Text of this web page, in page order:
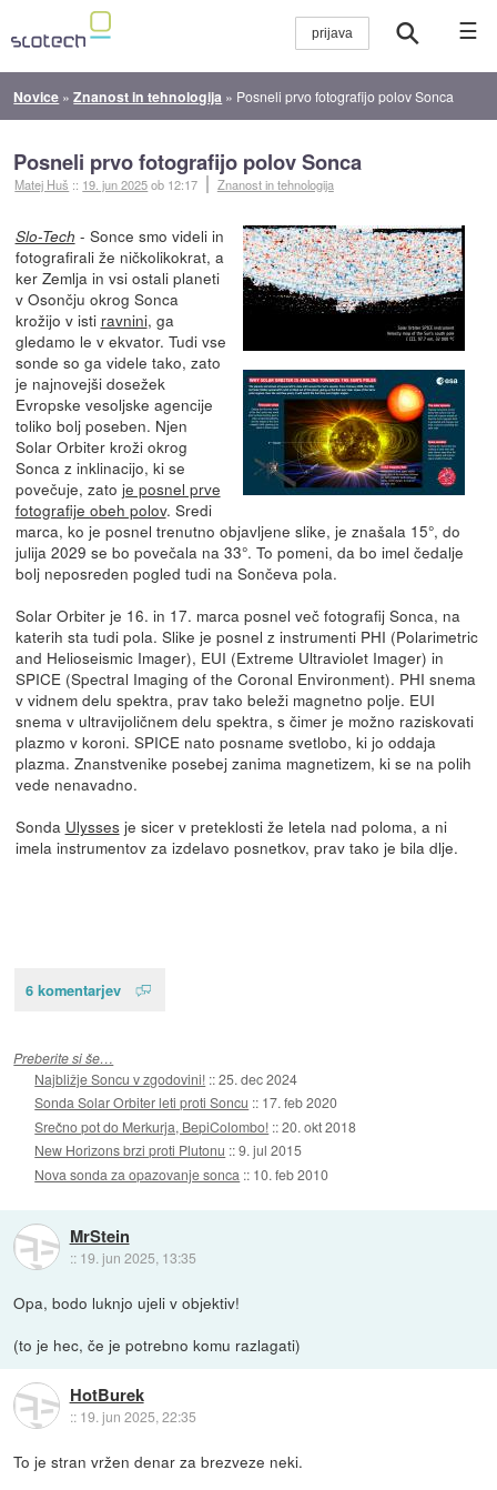
☰
Novice »Znanost in tehnologija » Posneli prvo fotografijo polov Sonca
Posneli prvo fotografijo polov Sonca
Matej Huš :: 19. jun 2025ob 12:17 Znanost in tehnologija
Slo-Tech - Sonce smo videli in
fotografirali že ničkolikokrat, a
ker Zemlja in vsi ostali planeti
v Osončju okrog Sonca
krožijo v isti ravnini, ga
gledamo le v ekvator. Tudi vse
sonde so ga videle tako, zato
je najnovejši dosežek
Evropske vesoljske agencije
toliko bolj poseben. Njen
Solar Orbiter kroži okrog
Sonca z inklinacijo, ki se
povečuje, zato je posnel prve
fotografije obeh polov. Sredi
marca, ko je posnel trenutno objavljene slike, je znašala 15°, do
julija 2029 se bo povečala na 33°. To pomeni, da bo imel čedalje
bolj neposreden pogled tudi na Sončeva pola.
Solar Orbiter je 16. in 17. marca posnel več fotografij Sonca, na
katerih sta tudi pola. Slike je posnel z instrumenti PHI (Polarimetric
and Helioseismic Imager), EUI (Extreme Ultraviolet Imager) in
SPICE (Spectral Imaging of the Coronal Environment). PHI snema
v vidnem delu spektra, prav tako beleži magnetno polje. EUI
snema v ultravijoličnem delu spektra, s čimer je možno raziskovati
plazmo v koroni. SPICE nato posname svetlobo, ki jo oddaja
plazma. Znanstvenike posebej zanima magnetizem, ki se na polih
vede nenavadno.
Sonda Ulyssesje sicer v preteklosti že letela nad poloma, a ni
imela instrumentov za izdelavo posnetkov, prav tako je bila dlje.
6 komentarjev
Preberite si še…
Najbližje Soncu v zgodovini! ::25. dec 2024
Sonda Solar Orbiter leti proti Soncu :: 17. feb 2020
Srečno pot do Merkurja, BepiColombo! ::20. okt 2018
New Horizons brzi proti Plutonu ::9. jul 2015
Nova sonda za opazovanje sonca :: 10. feb 2010
MrStein
:: 19. jun 2025, 13:35
Opa, bodo luknjo ujeli v objektiv!
(to je hec, če je potrebno komu razlagati)
HotBurek
:: 19. jun 2025, 22:35
To je stran vržen denar za brezveze neki.